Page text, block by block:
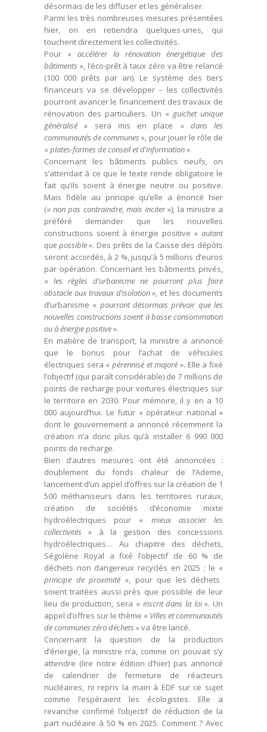
désormais de les diffuser et les généraliser.
Parmi les très nombreuses mesures présentées
hier, on en retiendra quelques-unes, qui
touchent directement les collectivités.
Pour « accélérer la rénovation énergétique des
bâtiments », l’éco-prêt à taux zéro va être relancé
(100 000 prêts par an). Le système des tiers
financeurs va se développer – les collectivités
pourront avancer le financement des travaux de
rénovation des particuliers. Un « guichet unique
généralisé » sera mis en place « dans les
communautés de communes », pour jouer le rôle de
« plates-formes de conseil et d’information».
Concernant les bâtiments publics neufs, on
s’attendait à ce que le texte rende obligatoire le
fait qu’ils soient à énergie neutre ou positive.
Mais fidèle au principe qu’elle a énoncé hier
(«non pas contraindre, mais inciter»), la ministre a
préféré demander que les nouvelles
constructions soient à énergie positive « autant
que possible». Des prêts de la Caisse des dépôts
seront accordés, à 2 %, jusqu’à 5 millions d’euros
par opération. Concernant les bâtiments privés,
« les règles d’urbanisme ne pourront plus faire
obstacle aux travaux d’isolation», et les documents
d’urbanisme « pourront désormais prévoir que les
nouvelles constructions soient à basse consommation
ou à énergie positive».
En matière de transport, la ministre a annoncé
que le bonus pour l’achat de véhicules
électriques sera « pérennisé et majoré ». Elle a fixé
l’objectif (qui paraît considérable) de 7 millions de
points de recharge pour voitures électriques sur
le territoire en 2030. Pour mémoire, il y en a 10
000 aujourd’hui. Le futur « opérateur national »
dont le gouvernement a annoncé récemment la
création n’a donc plus qu’à installer 6 990 000
points de recharge.
Bien d’autres mesures ont été annoncées :
doublement du fonds chaleur de l’Ademe,
lancement d’un appel d’offres sur la création de 1
500 méthaniseurs dans les territoires ruraux,
création de sociétés d’économie mixte
hydroélectriques pour « mieux associer les
collectivités » à la gestion des concessions
hydroélectriques… Au chapitre des déchets,
Ségolène Royal a fixé l’objectif de 60 % de
déchets non dangereux recyclés en 2025 ; le «
principe de proximité », pour que les déchets
soient traitées aussi près que possible de leur
lieu de production, sera « inscrit dans la loi». Un
appel d’offres sur le thème « Villes et communautés
de communes zéro déchets » va être lancé.
Concernant la question de la production
d’énergie, la ministre n’a, comme on pouvait s’y
attendre (lire notre édition d’hier) pas annoncé
de calendrier de fermeture de réacteurs
nucléaires, ni repris la main à EDF sur ce sujet
comme l’espéraient les écologistes. Elle a
revanche confirmé l’objectif de réduction de la
part nucléaire à 50 % en 2025. Comment ? Avec